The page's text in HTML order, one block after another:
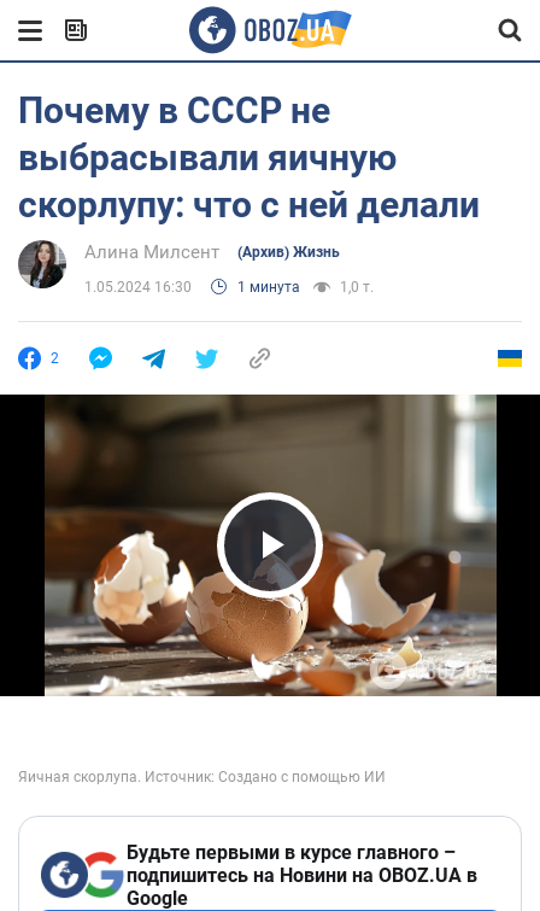
Почему в СССР не
выбрасывали яичную
скорлупу: что с ней делали
Алина Милсент (Архив) Жизнь
1.05.2024 16:30 1 минута 1,0 т.
2
Play Video
Будьте первыми в курсе главного –
подпишитесь на Новини на OBOZ.UA в
Google